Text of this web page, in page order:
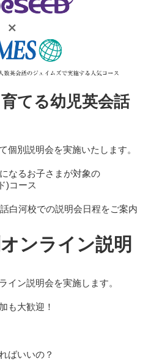
てる幼児英会話
個別説明会を実施いたします。
なるお子さまが対象の
)コース
白河校での説明会日程をご案内
ンライン説明
イン説明会を実施します。
も大歓迎！
ばいいの？